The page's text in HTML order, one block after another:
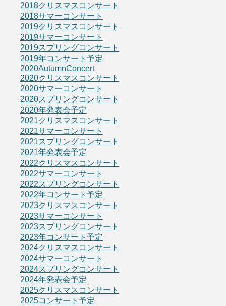
2018クリスマスコンサート
2018サマーコンサート
2019クリスマスコンサート
2019サマーコンサート
2019スプリングコンサート
2019年コンサート予定
2020AutumnConcert
2020クリスマスコンサート
2020サマーコンサート
2020スプリングコンサート
2020年発表会予定
2021クリスマスコンサート
2021サマーコンサート
2021スプリングコンサート
2021年発表会予定
2022クリスマスコンサート
2022サマーコンサート
2022スプリングコンサート
2022年コンサート予定
2023クリスマスコンサート
2023サマーコンサート
2023スプリングコンサート
2023年コンサート予定
2024クリスマスコンサート
2024サマーコンサート
2024スプリングコンサート
2024年発表会予定
2025クリスマスコンサート
2025コンサート予定